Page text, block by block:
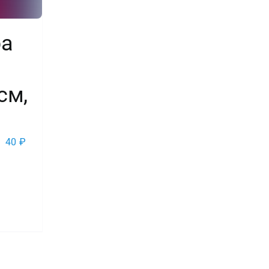
40 ₽